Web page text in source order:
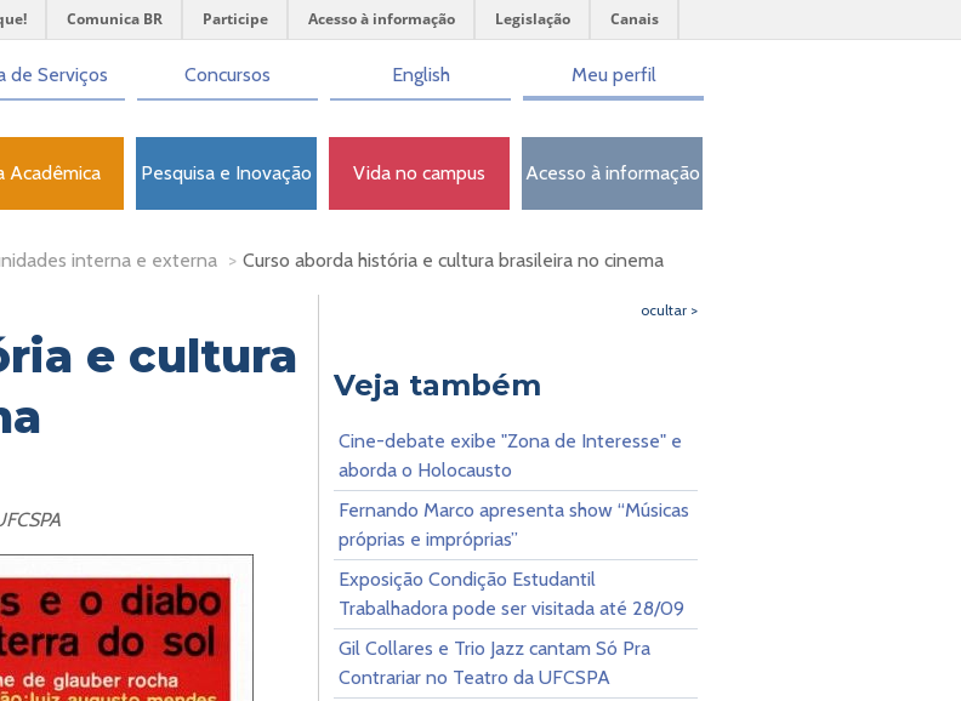
Comunica BR Participe Acesso à informação Legislação Canais
de Serviços Concursos English Meu perfil
Acadêmica Pesquisa e Inovação Vida no campus Acesso à informação
interna e externa > Curso aborda história e cultura brasileira no cinema
e cultura
ocultar >
Veja também
Cine-debate exibe "Zona de Interesse" e
aborda o Holocausto
Fernando Marco apresenta show “Músicas
próprias e impróprias”
Exposição Condição Estudantil
Trabalhadora pode ser visitada até 28/09
Gil Collares e Trio Jazz cantam Só Pra
Contrariar no Teatro da UFCSPA